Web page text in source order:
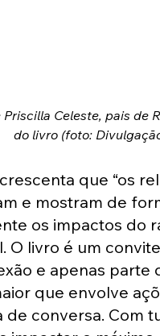
Priscilla Celeste, pais de
do livro (foto:
que “os
e mostram de
os impactos do
O livro é um
e apenas parte
que envolve
de conversa. Com